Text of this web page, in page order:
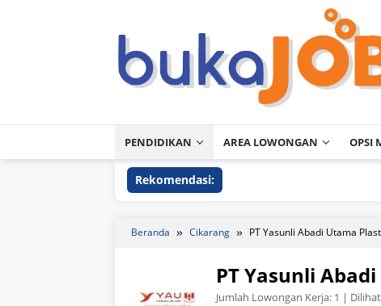
PENDIDIKAN AREA LOWONGAN OPSI
Rekomendasi:
Beranda Cikarang PT Yasunli Abadi Utama
PT Yasunli
Jumlah Lowongan Kerja: 1 |